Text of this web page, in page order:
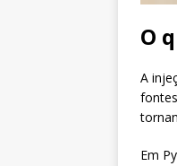
O
A
Em